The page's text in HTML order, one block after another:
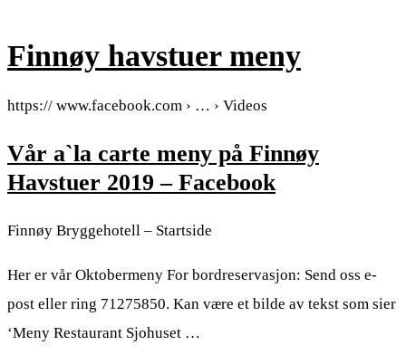
Finnøy havstuer meny
https:// www.facebook.com › … › Videos
Vår a`la carte meny på Finnøy
Havstuer 2019 – Facebook
Finnøy Bryggehotell – Startside
Her er vår Oktobermeny For bordreservasjon: Send oss e-
post eller ring 71275850. Kan være et bilde av tekst som sier
‘Meny Restaurant Sjohuset …